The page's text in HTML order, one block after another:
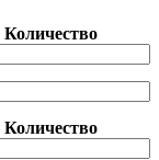
Количество
Количество